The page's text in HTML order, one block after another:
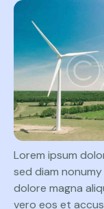
Lorem ipsum
sed diam
dolore magna
vero eos et